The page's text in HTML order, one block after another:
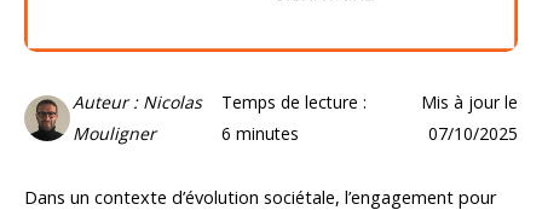
Auteur : Nicolas
Mouligner
Temps de lecture :
6 minutes
Mis à jour le
07/10/2025
Dans un contexte d’évolution sociétale, l’engagement pour